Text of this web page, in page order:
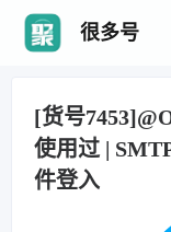
很多号
[货号
使用过 |
件登入